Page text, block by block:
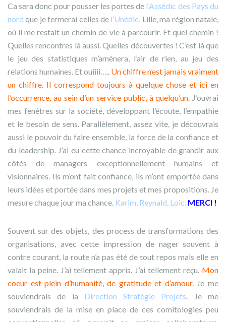
Ca sera donc pour pousser les portes de l’Assédic des Pays du
nord que je fermerai celles de l’Unédic. Lille, ma région natale,
où il me restait un chemin de vie à parcourir. Et quel chemin !
Quelles rencontres là aussi. Quelles découvertes ! C’est là que
le jeu des statistiques m’amènera, l’air de rien, au jeu des
relations humaines. Et ouiiii….. Un chiffre n’est jamais vraiment
un chiffre. Il correspond toujours à quelque chose et ici en
l’occurrence, au sein d’un service public, à quelqu’un. J’ouvrai
mes fenêtres sur la société, développant l’écoute, l’empathie
et le besoin de sens. Parallèlement, assez vite, je découvrais
aussi le pouvoir du faire ensemble, la force de la confiance et
du leadership. J’ai eu cette chance incroyable de grandir aux
côtés de managers exceptionnellement humains et
visionnaires. Ils m’ont fait confiance, ils m’ont emportée dans
leurs idées et portée dans mes projets et mes propositions. Je
mesure chaque jour ma chance. Karim, Reynald, Loic. MERCI !
Souvent sur des objets, des process de transformations des
organisations, avec cette impression de nager souvent à
contre courant, la route n’a pas été de tout repos mais elle en
valait la peine. J’ai tellement appris. J’ai tellement reçu. Mon
coeur est plein d’humanité, de gratitude et d’amour. Je me
souviendrais de la Direction Stratégie Projets . Je me
souviendrais de la mise en place de ces comitologies peu